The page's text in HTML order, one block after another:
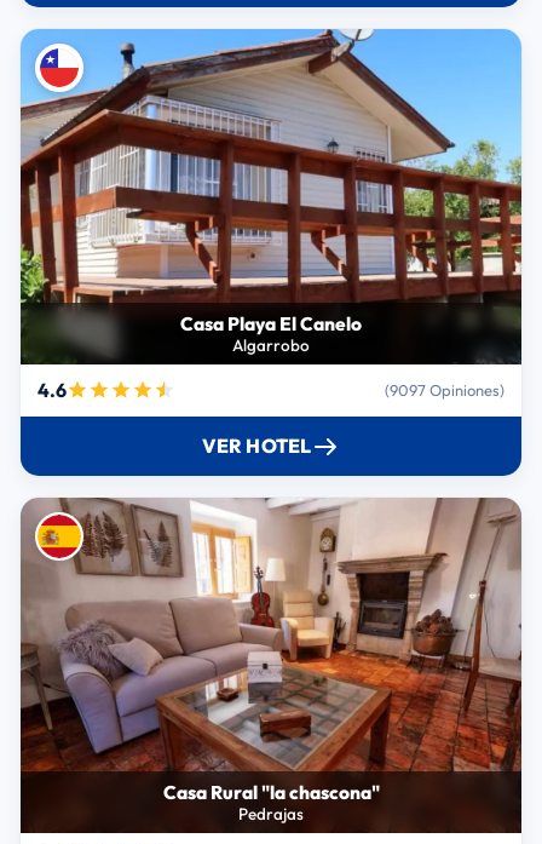
Casa Playa El Canelo
Algarrobo
4.6 (9097 Opiniones)
VER HOTEL
Casa Rural "la chascona"
Pedrajas